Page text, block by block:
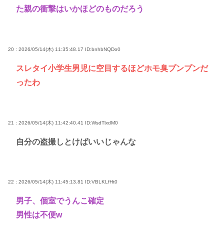
た親の衝撃はいかほどのものだろう
20 : 2026/05/14(木) 11:35:48.17 ID:bnhbNQDo0
スレタイ小学生男児に空目するほどホモ臭プンプンだ
ったわ
21 : 2026/05/14(木) 11:42:40.41 ID:WsdTlxdM0
自分の盗撮しとけばいいじゃんな
22 : 2026/05/14(木) 11:45:13.81 ID:VBLKLfHt0
男子、個室でうんこ確定
男性は不便w